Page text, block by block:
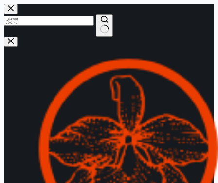
跳
至
要
找